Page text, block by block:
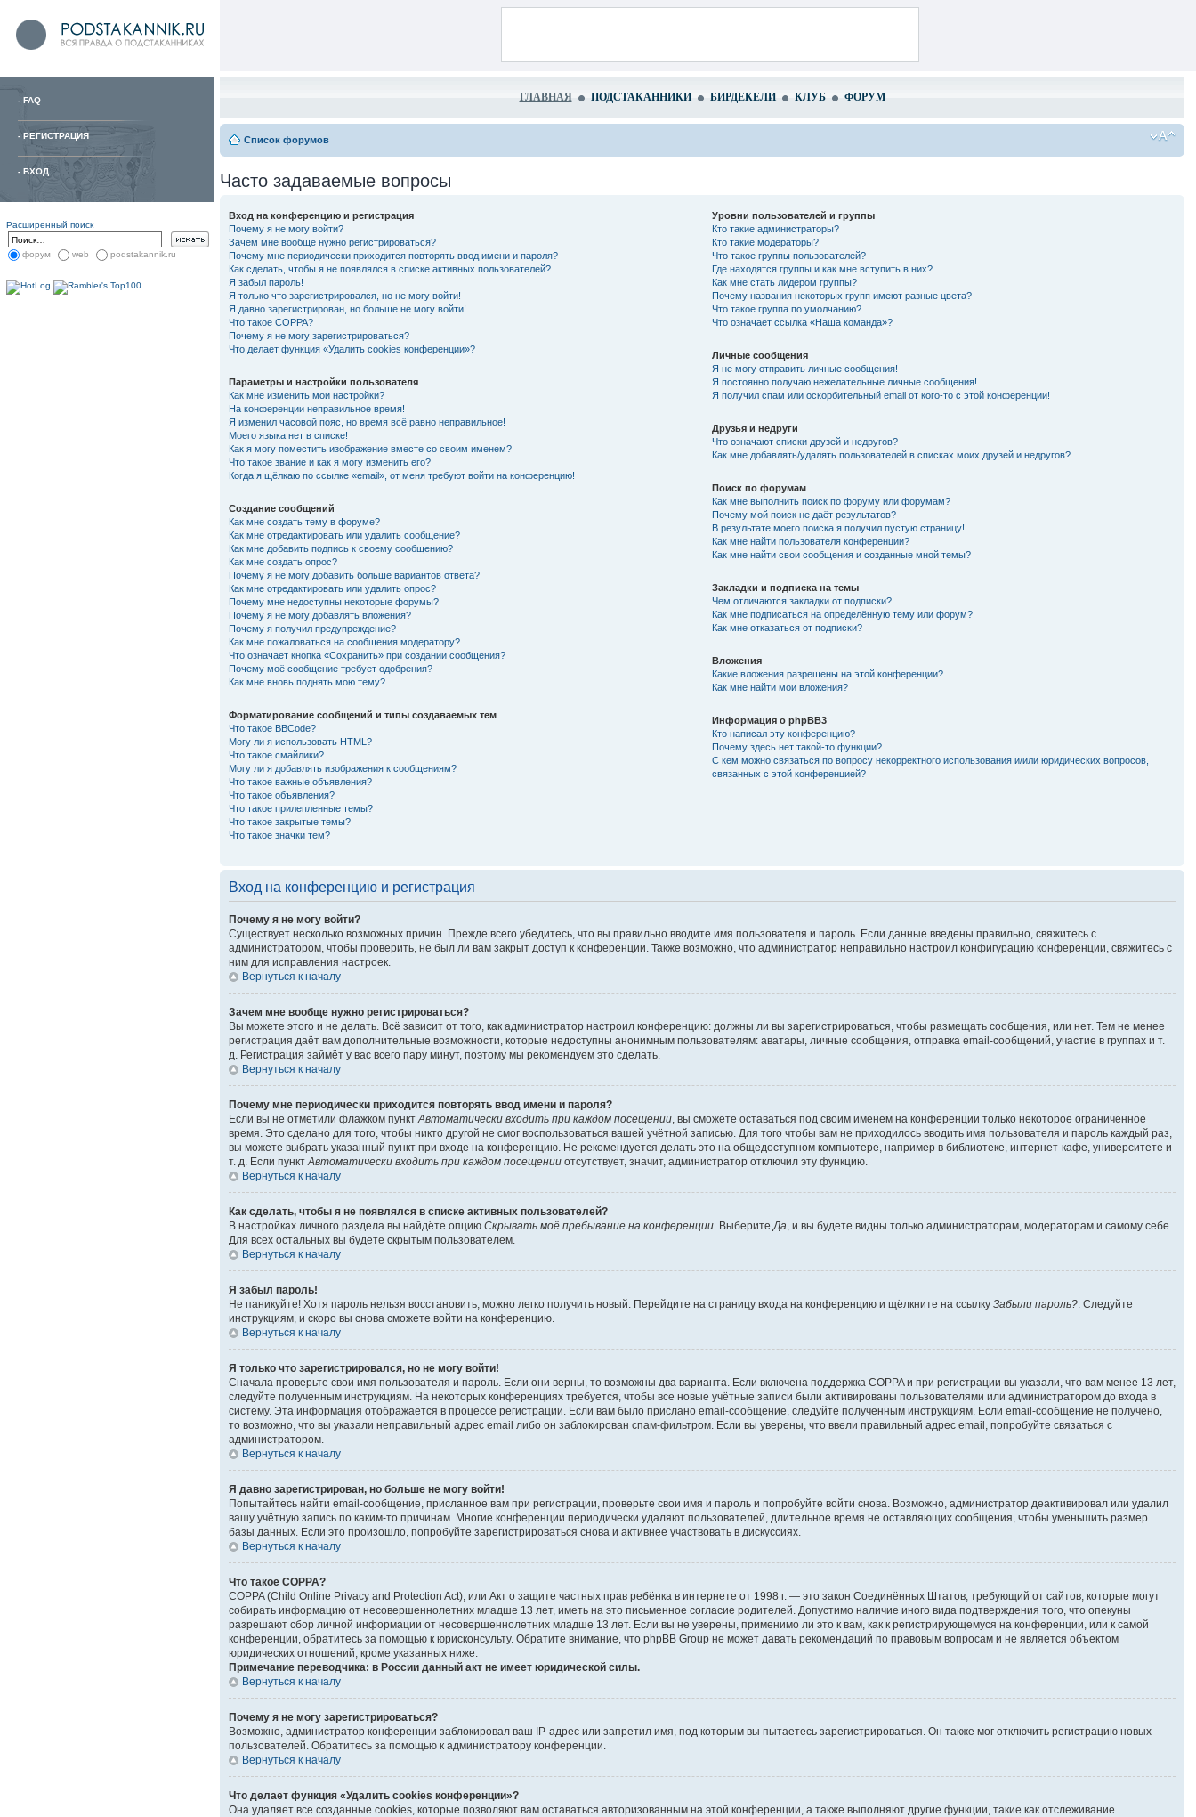
- FAQ
- РЕГИСТРАЦИЯ
- ВХОД
Расширенный поиск
форум web podstakannik.ru
ГЛАВНАЯ ПОДСТАКАННИКИ БИРДЕКЕЛИ КЛУБ ФОРУМ
Список форумов
Часто задаваемые вопросы
Вход на конференцию и регистрация
Почему я не могу войти?
Зачем мне вообще нужно регистрироваться?
Почему мне периодически приходится повторять ввод имени и пароля?
Как сделать, чтобы я не появлялся в списке активных пользователей?
Я забыл пароль!
Я только что зарегистрировался, но не могу войти!
Я давно зарегистрирован, но больше не могу войти!
Что такое COPPA?
Почему я не могу зарегистрироваться?
Что делает функция «Удалить cookies конференции»?
Параметры и настройки пользователя
Как мне изменить мои настройки?
На конференции неправильное время!
Я изменил часовой пояс, но время всё равно неправильное!
Моего языка нет в списке!
Как я могу поместить изображение вместе со своим именем?
Что такое звание и как я могу изменить его?
Когда я щёлкаю по ссылке «email», от меня требуют войти на конференцию!
Создание сообщений
Как мне создать тему в форуме?
Как мне отредактировать или удалить сообщение?
Как мне добавить подпись к своему сообщению?
Как мне создать опрос?
Почему я не могу добавить больше вариантов ответа?
Как мне отредактировать или удалить опрос?
Почему мне недоступны некоторые форумы?
Почему я не могу добавлять вложения?
Почему я получил предупреждение?
Как мне пожаловаться на сообщения модератору?
Что означает кнопка «Сохранить» при создании сообщения?
Почему моё сообщение требует одобрения?
Как мне вновь поднять мою тему?
Форматирование сообщений и типы создаваемых тем
Что такое BBCode?
Могу ли я использовать HTML?
Что такое смайлики?
Могу ли я добавлять изображения к сообщениям?
Что такое важные объявления?
Что такое объявления?
Что такое прилепленные темы?
Что такое закрытые темы?
Что такое значки тем?
Уровни пользователей и группы
Кто такие администраторы?
Кто такие модераторы?
Что такое группы пользователей?
Где находятся группы и как мне вступить в них?
Как мне стать лидером группы?
Почему названия некоторых групп имеют разные цвета?
Что такое группа по умолчанию?
Что означает ссылка «Наша команда»?
Личные сообщения
Я не могу отправить личные сообщения!
Я постоянно получаю нежелательные личные сообщения!
Я получил спам или оскорбительный email от кого-то с этой конференции!
Друзья и недруги
Что означают списки друзей и недругов?
Как мне добавлять/удалять пользователей в списках моих друзей и недругов?
Поиск по форумам
Как мне выполнить поиск по форуму или форумам?
Почему мой поиск не даёт результатов?
В результате моего поиска я получил пустую страницу!
Как мне найти пользователя конференции?
Как мне найти свои сообщения и созданные мной темы?
Закладки и подписка на темы
Чем отличаются закладки от подписки?
Как мне подписаться на определённую тему или форум?
Как мне отказаться от подписки?
Вложения
Какие вложения разрешены на этой конференции?
Как мне найти мои вложения?
Информация о phpBB3
Кто написал эту конференцию?
Почему здесь нет такой-то функции?
С кем можно связаться по вопросу некорректного использования и/или юридических вопросов,
связанных с этой конференцией?
Вход на конференцию и регистрация
Почему я не могу войти?
Существует несколько возможных причин. Прежде всего убедитесь, что вы правильно вводите имя пользователя и пароль. Если данные введены правильно, свяжитесь с
администратором, чтобы проверить, не был ли вам закрыт доступ к конференции. Также возможно, что администратор неправильно настроил конфигурацию конференции, свяжитесь с
ним для исправления настроек.
Вернуться к началу
Зачем мне вообще нужно регистрироваться?
Вы можете этого и не делать. Всё зависит от того, как администратор настроил конференцию: должны ли вы зарегистрироваться, чтобы размещать сообщения, или нет. Тем не менее
регистрация даёт вам дополнительные возможности, которые недоступны анонимным пользователям: аватары, личные сообщения, отправка email-сообщений, участие в группах и т.
д. Регистрация займёт у вас всего пару минут, поэтому мы рекомендуем это сделать.
Вернуться к началу
Почему мне периодически приходится повторять ввод имени и пароля?
Если вы не отметили флажком пунктАвтоматически входить при каждом посещении, вы сможете оставаться под своим именем на конференции только некоторое ограниченное
время. Это сделано для того, чтобы никто другой не смог воспользоваться вашей учётной записью. Для того чтобы вам не приходилось вводить имя пользователя и пароль каждый раз,
вы можете выбрать указанный пункт при входе на конференцию. Не рекомендуется делать это на общедоступном компьютере, например в библиотеке, интернет-кафе, университете и
т. д. Если пунктАвтоматически входить при каждом посещении отсутствует, значит, администратор отключил эту функцию.
Вернуться к началу
Как сделать, чтобы я не появлялся в списке активных пользователей?
В настройках личного раздела вы найдёте опцию Скрывать моё пребывание на конференции. ВыберитеДа, и вы будете видны только администраторам, модераторам и самому себе.
Для всех остальных вы будете скрытым пользователем.
Вернуться к началу
Я забыл пароль!
Не паникуйте! Хотя пароль нельзя восстановить, можно легко получить новый. Перейдите на страницу входа на конференцию и щёлкните на ссылку Забыли пароль?. Следуйте
инструкциям, и скоро вы снова сможете войти на конференцию.
Вернуться к началу
Я только что зарегистрировался, но не могу войти!
Сначала проверьте свои имя пользователя и пароль. Если они верны, то возможны два варианта. Если включена поддержка COPPA и при регистрации вы указали, что вам менее 13 лет,
следуйте полученным инструкциям. На некоторых конференциях требуется, чтобы все новые учётные записи были активированы пользователями или администратором до входа в
систему. Эта информация отображается в процессе регистрации. Если вам было прислано email-сообщение, следуйте полученным инструкциям. Если email-сообщение не получено,
то возможно, что вы указали неправильный адрес email либо он заблокирован спам-фильтром. Если вы уверены, что ввели правильный адрес email, попробуйте связаться с
администратором.
Вернуться к началу
Я давно зарегистрирован, но больше не могу войти!
Попытайтесь найти email-сообщение, присланное вам при регистрации, проверьте свои имя и пароль и попробуйте войти снова. Возможно, администратор деактивировал или удалил
вашу учётную запись по каким-то причинам. Многие конференции периодически удаляют пользователей, длительное время не оставляющих сообщения, чтобы уменьшить размер
базы данных. Если это произошло, попробуйте зарегистрироваться снова и активнее участвовать в дискуссиях.
Вернуться к началу
Что такое COPPA?
COPPA (Child Online Privacy and Protection Act), или Акт о защите частных прав ребёнка в интернете от 1998 г. — это закон Соединённых Штатов, требующий от сайтов, которые могут
собирать информацию от несовершеннолетних младше 13 лет, иметь на это письменное согласие родителей. Допустимо наличие иного вида подтверждения того, что опекуны
разрешают сбор личной информации от несовершеннолетних младше 13 лет. Если вы не уверены, применимо ли это к вам, как к регистрирующемуся на конференции, или к самой
конференции, обратитесь за помощью к юрисконсульту. Обратите внимание, что phpBB Group не может давать рекомендаций по правовым вопросам и не является объектом
юридических отношений, кроме указанных ниже.
Примечание переводчика: в России данный акт не имеет юридической силы.
Вернуться к началу
Почему я не могу зарегистрироваться?
Возможно, администратор конференции заблокировал ваш IP-адрес или запретил имя, под которым вы пытаетесь зарегистрироваться. Он также мог отключить регистрацию новых
пользователей. Обратитесь за помощью к администратору конференции.
Вернуться к началу
Что делает функция «Удалить cookies конференции»?
Она удаляет все созданные cookies, которые позволяют вам оставаться авторизованным на этой конференции, а также выполняют другие функции, такие как отслеживание